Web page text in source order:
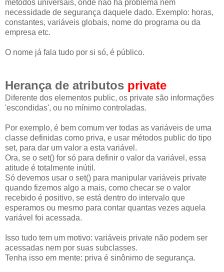
métodos universais, onde não há problema nem
necessidade de segurança daquele dado. Exemplo: horas,
constantes, variáveis globais, nome do programa ou da
empresa etc.
O nome já fala tudo por si só, é público.
Herança de atributos private
Diferente dos elementos public, os private são informações
'escondidas', ou no mínimo controladas.
Por exemplo, é bem comum ver todas as variáveis de uma
classe definidas como priva, e usar métodos public do tipo
set, para dar um valor a esta variável.
Ora, se o set() for só para definir o valor da variável, essa
atitude é totalmente inútil.
Só devemos usar o set() para manipular variáveis private
quando fizemos algo a mais, como checar se o valor
recebido é positivo, se está dentro do intervalo que
esperamos ou mesmo para contar quantas vezes aquela
variável foi acessada.
Isso tudo tem um motivo: variáveis private não podem ser
acessadas nem por suas subclasses.
Tenha isso em mente: priva é sinônimo de segurança.